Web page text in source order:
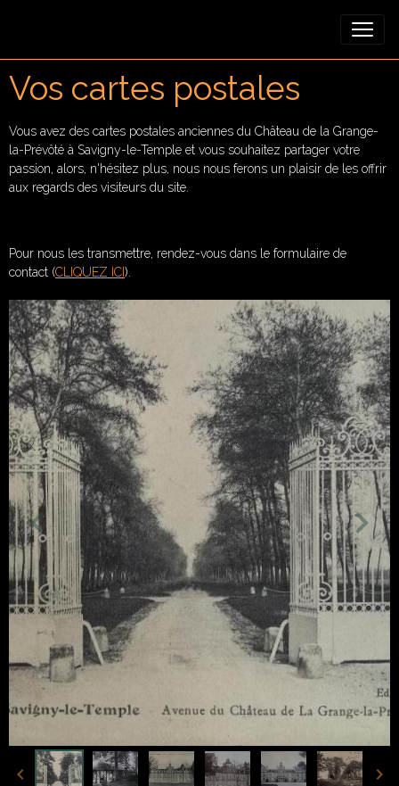
Vos cartes postales
Vous avez des cartes postales anciennes du Château de la Grange-
la-Prévôté à Savigny-le-Temple et vous souhaitez partager votre
passion, alors, n'hésitez plus, nous nous ferons un plaisir de les offrir
aux regards des visiteurs du site.
Pour nous les transmettre, rendez-vous dans le formulaire de
contact (CLIQUEZ ICI).